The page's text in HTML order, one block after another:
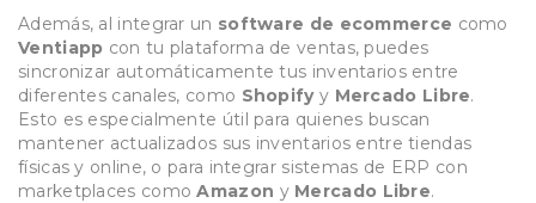
Además, al integrar un software de ecommerce como
Ventiapp con tu plataforma de ventas, puedes
sincronizar automáticamente tus inventarios entre
diferentes canales, como Shopifyy Mercado Libre.
Esto es especialmente útil para quienes buscan
mantener actualizados sus inventarios entre tiendas
físicas y online, o para integrar sistemas de ERP con
marketplaces comoAmazon y Mercado Libre.